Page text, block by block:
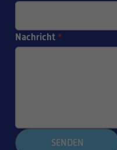
Nachricht *
SENDEN